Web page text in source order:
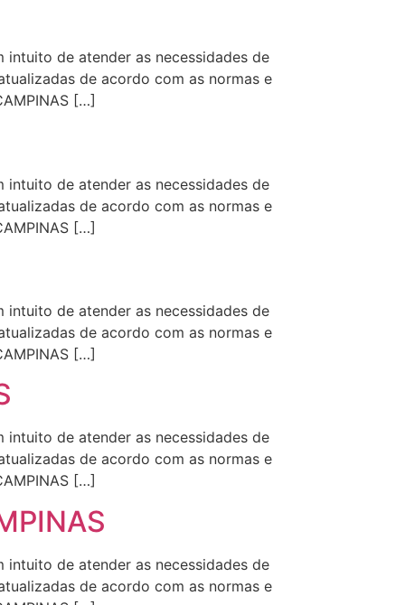
intuito de atender as necessidades de
de acordo com as normas e
[…]
intuito de atender as necessidades de
de acordo com as normas e
[…]
intuito de atender as necessidades de
de acordo com as normas e
[…]
intuito de atender as necessidades de
de acordo com as normas e
[…]
intuito de atender as necessidades de
de acordo com as normas e